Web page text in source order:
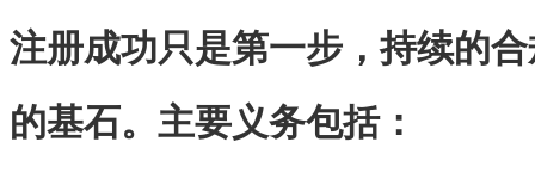
注册成功只是第一步，持续的
的基石。主要义务包括：